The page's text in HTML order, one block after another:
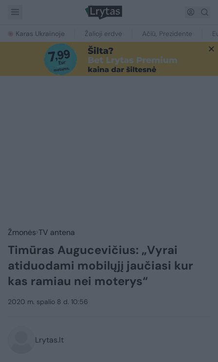
Karas Ukrainoje Žalioji erdvė Ačiū, Prezidente
Žmonės TV antena
Timūras Augucevičius: „Vyrai
atiduodami mobilųjį jaučiasi kur
kas ramiau nei moterys“
2020 m. spalio 8 d. 10:56
Lrytas.lt